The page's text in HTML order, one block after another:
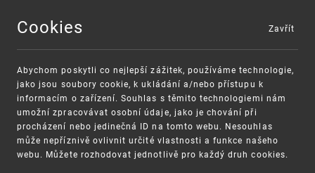
MENU
Cookies
Abychom poskytli co nejlepší zážitek, používáme technologie,
jako jsou soubory cookie, k ukládání a/nebo přístupu k
informacím o zařízení. Souhlas s těmito technologiemi nám
umožní zpracovávat osobní údaje, jako je chování při
procházení nebo jedinečná ID na tomto webu. Nesouhlas
může nepříznivě ovlivnit určité vlastnosti a funkce našeho
webu. Můžete rozhodovat jednotlivě pro každý druh cookies.
Zavřít